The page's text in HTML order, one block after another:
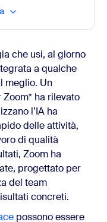
che usi, al giorno
a qualche
meglio. Un
ha rilevato
l’IA ha
delle attività,
di qualità
Zoom ha
progettato per
del team
concreti.
possono essere